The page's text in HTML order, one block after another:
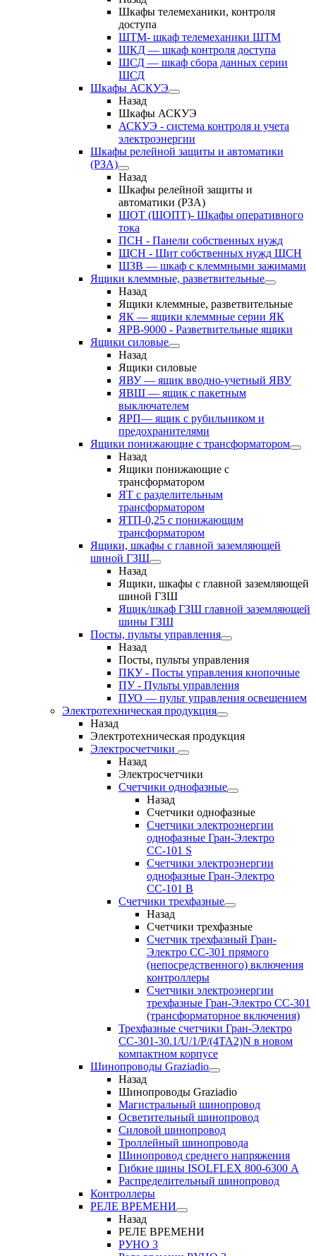
Шкафы телемеханики, контроля
доступа
ШТМ- шкаф телемеханики ШТМ
ШКД — шкаф контроля доступа
ШСД — шкаф сбора данных серии
ШСД
Шкафы АСКУЭ
Назад
Шкафы АСКУЭ
АСКУЭ - система контроля и учета
электроэнергии
Шкафы релейной защиты и автоматики
(РЗА)
Назад
Шкафы релейной защиты и
автоматики (РЗА)
ШОТ (ШОПТ)- Шкафы оперативного
тока
ПСН - Панели собственных нужд
ЩСН - Щит собственных нужд ЩСН
ШЗВ — шкаф с клеммными зажимами
Ящики клеммные, разветвительные
Назад
Ящики клеммные, разветвительные
ЯК — ящики клеммные серии ЯК
ЯРВ-9000 - Разветвительные ящики
Ящики силовые
Назад
Ящики силовые
ЯВУ — ящик вводно-учетный ЯВУ
ЯВШ — ящик с пакетным
выключателем
ЯРП— ящик с рубильником и
предохранителями
Ящики понижающие с трансформатором
Назад
Ящики понижающие с
трансформатором
ЯТ с разделительным
трансформатором
ЯТП-0,25 с понижающим
трансформатором
Ящики, шкафы с главной заземляющей
шиной ГЗШ
Назад
Ящики, шкафы с главной заземляющей
шиной ГЗШ
Ящик/шкаф ГЗШ главной заземляющей
шины ГЗШ
Посты, пульты управления
Назад
Посты, пульты управления
ПКУ - Посты управления кнопочные
ПУ - Пульты управления
ПУО — пульт управления освещением
Электротехническая продукция
Назад
Электротехническая продукция
Электросчетчики
Назад
Электросчетчики
Счетчики однофазные
Назад
Счетчики однофазные
Счетчики электроэнергии
однофазные Гран-Электро
СС-101 S
Счетчики электроэнергии
однофазные Гран-Электро
СС-101 B
Счетчики трехфазные
Назад
Счетчики трехфазные
Счетчик трехфазный Гран-
Электро CC-301 прямого
(непосредственного) включения
контроллеры
Счетчики электроэнергии
трехфазные Гран-Электро CC-301
(трансформаторное включения)
Трехфазные счетчики Гран-Электро
СС-301-30.1/U/1/P/(4TA2)N в новом
компактном корпусе
Шинопроводы Graziadio
Назад
Шинопроводы Graziadio
Магистральный шинопровод
Осветительный шинопровод
Силовой шинопровод
Троллейный шинопровода
Шинопровод среднего напряжения
Гибкие шины ISOLFLEX 800-6300 А
Распределительный шинопровод
Контроллеры
РЕЛЕ ВРЕМЕНИ
Назад
РЕЛЕ ВРЕМЕНИ
РУНО 3